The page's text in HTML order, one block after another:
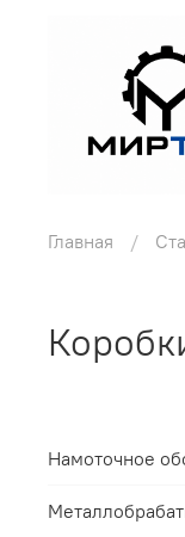
Главная
Намоточное